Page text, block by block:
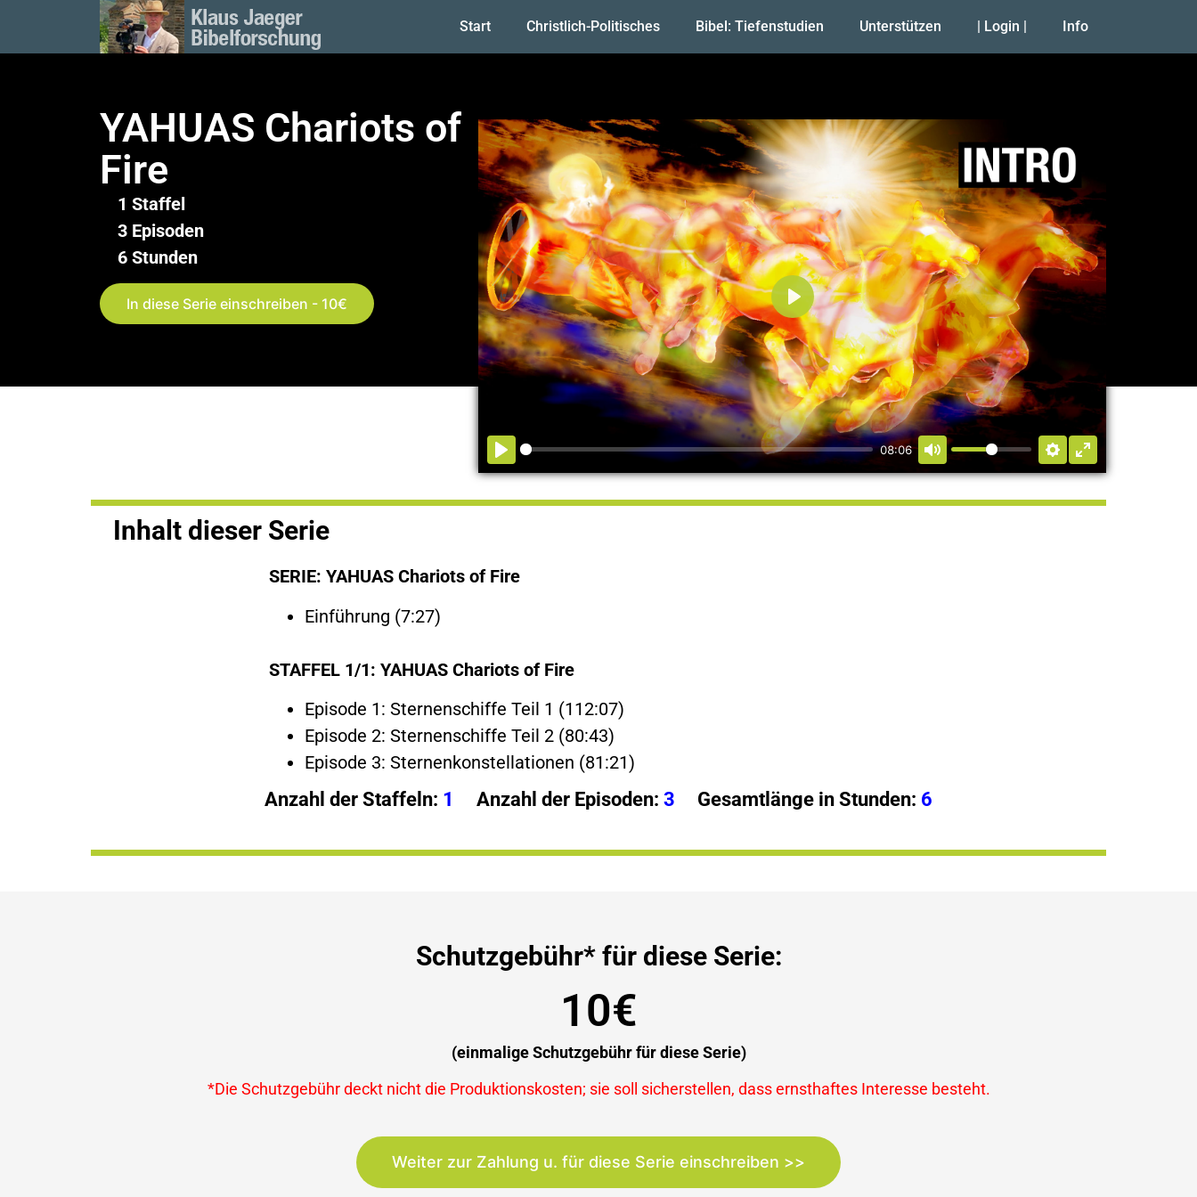
Start Christlich-Politisches Bibel: Tiefenstudien Unterstützen | Login | Info
YAHUAS Chariots of
Fire
1 Staffel
3 Episoden
6 Stunden
In diese Serie einschreiben - 10€
08:06
Abspielen
Inhalt dieser Serie
SERIE: YAHUAS Chariots of Fire
Einführung (7:27)
STAFFEL 1/1: YAHUAS Chariots of Fire
Episode 1: Sternenschiffe Teil 1 (112:07)
Episode 2: Sternenschiffe Teil 2 (80:43)
Episode 3: Sternenkonstellationen (81:21)
Anzahl der Staffeln: 1 Anzahl der Episoden: 3 Gesamtlänge in Stunden: 6
Schutzgebühr* für diese Serie:
10€
(einmalige Schutzgebühr für diese Serie)
*Die Schutzgebühr deckt nicht die Produktionskosten; sie soll sicherstellen, dass ernsthaftes Interesse besteht.
Weiter zur Zahlung u. für diese Serie einschreiben >>